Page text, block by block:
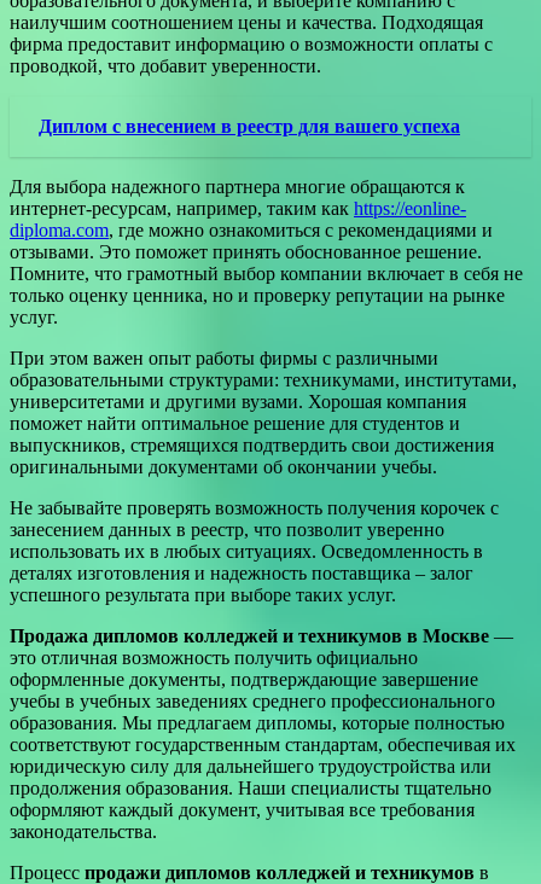
наилучшим соотношением цены и качества. Подходящая
фирма предоставит информацию о возможности оплаты с
проводкой, что добавит уверенности.
Диплом с внесением в реестр для вашего успеха
Для выбора надежного партнера многие обращаются к
интернет-ресурсам, например, таким как https://eonline-
diploma.com, где можно ознакомиться с рекомендациями и
отзывами. Это поможет принять обоснованное решение.
Помните, что грамотный выбор компании включает в себя не
только оценку ценника, но и проверку репутации на рынке
услуг.
При этом важен опыт работы фирмы с различными
образовательными структурами: техникумами, институтами,
университетами и другими вузами. Хорошая компания
поможет найти оптимальное решение для студентов и
выпускников, стремящихся подтвердить свои достижения
оригинальными документами об окончании учебы.
Не забывайте проверять возможность получения корочек с
занесением данных в реестр, что позволит уверенно
использовать их в любых ситуациях. Осведомленность в
деталях изготовления и надежность поставщика – залог
успешного результата при выборе таких услуг.
Продажа дипломов колледжей и техникумов в Москве —
это отличная возможность получить официально
оформленные документы, подтверждающие завершение
учебы в учебных заведениях среднего профессионального
образования. Мы предлагаем дипломы, которые полностью
соответствуют государственным стандартам, обеспечивая их
юридическую силу для дальнейшего трудоустройства или
продолжения образования. Наши специалисты тщательно
оформляют каждый документ, учитывая все требования
законодательства.
Процесс продажи дипломов колледжей и техникумов в